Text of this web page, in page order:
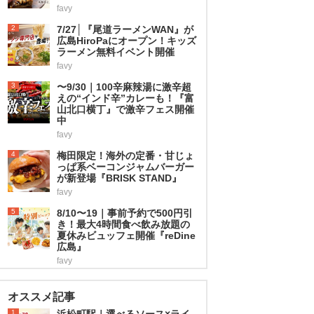
favy
2
7/27│『尾道ラーメンWAN』が
広島HiroPaにオープン！キッズ
ラーメン無料イベント開催
favy
3
〜9/30｜100辛麻辣湯に激辛超
えの“インド辛”カレーも！『富
山北口横丁』で激辛フェス開催
中
favy
4
梅田限定！海外の定番・甘じょ
っぱ系ベーコンジャムバーガー
が新登場『BRISK STAND』
favy
5
8/10〜19｜事前予約で500円引
き！最大4時間食べ飲み放題の
夏休みビュッフェ開催『reDine
広島』
favy
オススメ記事
1